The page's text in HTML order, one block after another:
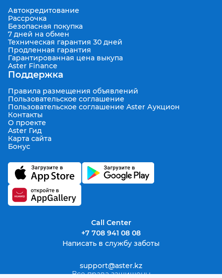
Автокредитование
Рассрочка
Безопасная покупка
7 дней на обмен
Техническая гарантия 30 дней
Продленная гарантия
Гарантированная цена выкупа
Aster Finance
Поддержка
Правила размещения объявлений
Пользовательское соглашение
Пользовательское соглашение Aster Аукцион
Контакты
О проекте
Aster Гид
Карта сайта
Бонус
Call Center
+7 708 941 08 08
Написать в службу заботы
support@aster.kz
Все права защищены